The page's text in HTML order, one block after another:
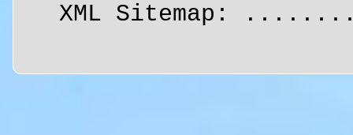
XML Sitemap: